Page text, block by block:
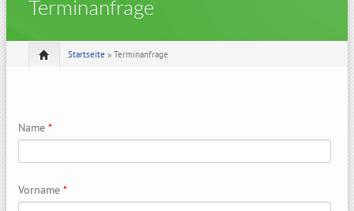
Terminanfrage
Startseite » Terminanfrage
Name *
Vorname *